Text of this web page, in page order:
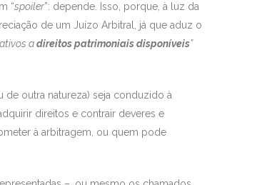
“spoiler”: depende. Isso, porque, à luz da
de um Juízo Arbitral, já que aduz o
adireitos patrimoniais disponíveis”
de outra natureza) seja conduzido à
direitos e contrair deveres e
à arbitragem, ou quem pode